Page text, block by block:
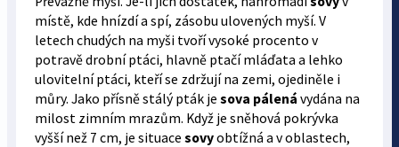
místě, kde hnízdí a spí, zásobu ulovených myší. V
letech chudých na myši tvoří vysoké procento v
potravě drobní ptáci, hlavně ptačí mláďata a lehko
ulovitelní ptáci, kteří se zdržují na zemi, ojediněle i
můry. Jako přísně stálý pták je sova pálená vydána na
milost zimním mrazům. Když je sněhová pokrývka
vyšší než 7 cm, je situace sovyobtížná a v oblastech,